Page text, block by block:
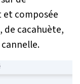
composée
de cacahuète,